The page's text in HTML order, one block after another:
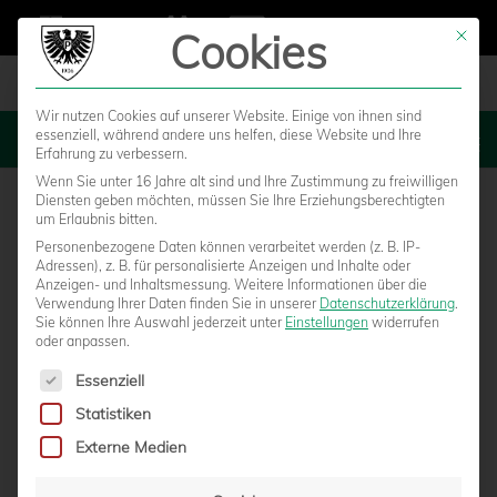
MENU
U23: MIT EINEM AUSWÄRTSERFOLG DIE
Mit
Cookies
Wir nutzen Cookies auf unserer Website. Einige von ihnen sind
essenziell, während andere uns helfen, diese Website und Ihre
Erfahrung zu verbessern.
Wenn Sie unter 16 Jahre alt sind und Ihre Zustimmung zu freiwilligen
Diensten geben möchten, müssen Sie Ihre Erziehungsberechtigten
um Erlaubnis bitten.
Personenbezogene Daten können verarbeitet werden (z. B. IP-
Adressen), z. B. für personalisierte Anzeigen und Inhalte oder
Anzeigen- und Inhaltsmessung. Weitere Informationen über die
Verwendung Ihrer Daten finden Sie in unserer Datenschutzerklärung.
Sie können Ihre Auswahl jederzeit unter Einstellungen widerrufen
oder anpassen.
Es folgt eine Liste der Service-Gruppen, für die eine
Essenziell
Statistiken
Externe Medien